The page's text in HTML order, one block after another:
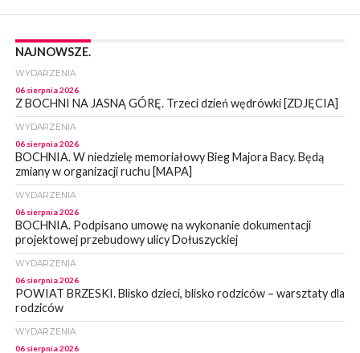
NAJNOWSZE.
WYDARZENIA
06 sierpnia 2026
Z BOCHNI NA JASNĄ GÓRĘ. Trzeci dzień wędrówki [ZDJĘCIA]
WYDARZENIA
06 sierpnia 2026
BOCHNIA. W niedzielę memoriałowy Bieg Majora Bacy. Będą
zmiany w organizacji ruchu [MAPA]
WYDARZENIA
06 sierpnia 2026
BOCHNIA. Podpisano umowę na wykonanie dokumentacji
projektowej przebudowy ulicy Dołuszyckiej
WYDARZENIA
06 sierpnia 2026
POWIAT BRZESKI. Blisko dzieci, blisko rodziców – warsztaty dla
rodziców
WYDARZENIA
06 sierpnia 2026